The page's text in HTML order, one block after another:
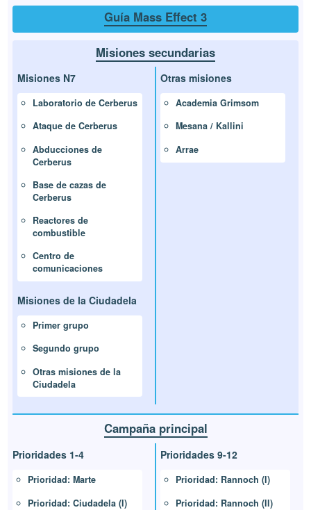
Guía Mass Effect 3
Misiones secundarias
Misiones N7
Laboratorio de Cerberus
Ataque de Cerberus
Abducciones de
Cerberus
Base de cazas de
Cerberus
Reactores de
combustible
Centro de
comunicaciones
Misiones de la Ciudadela
Primer grupo
Segundo grupo
Otras misiones de la
Ciudadela
Otras misiones
Academia Grimsom
Mesana / Kallini
Arrae
Campaña principal
Prioridades 1-4
Prioridad: Marte
Prioridad: Ciudadela (I)
Prioridades 9-12
Prioridad: Rannoch (I)
Prioridad: Rannoch (II)